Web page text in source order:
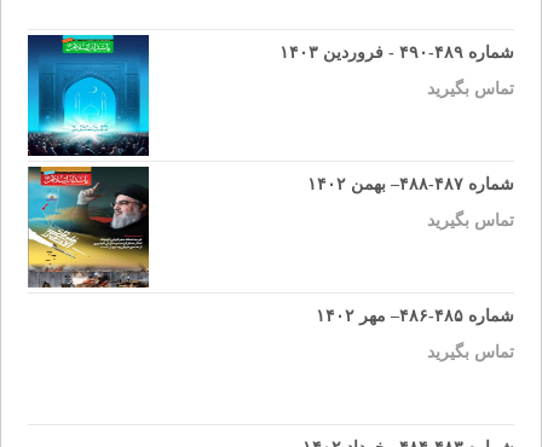
شماره ۴۸۹-۴۹۰ - فروردین ۱۴۰۳
تماس بگیرید
شماره ۴۸۷-۴۸۸– بهمن ۱۴۰۲
تماس بگیرید
شماره ۴۸۵-۴۸۶– مهر ۱۴۰۲
تماس بگیرید